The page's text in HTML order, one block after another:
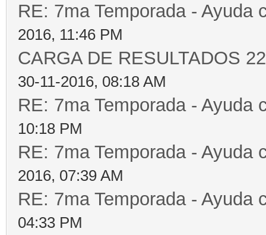
RE: 7ma Temporada - Ayuda
2016, 11:46 PM
CARGA DE RESULTADOS
30-11-2016, 08:18 AM
RE: 7ma Temporada - Ayuda
10:18 PM
RE: 7ma Temporada - Ayuda
2016, 07:39 AM
RE: 7ma Temporada - Ayuda
04:33 PM